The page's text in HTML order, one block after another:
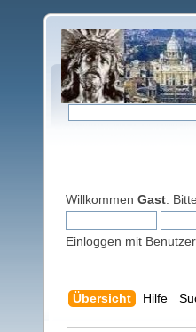
Willkommen Gast . Bitte
Einloggen mit
Übersicht Hilfe